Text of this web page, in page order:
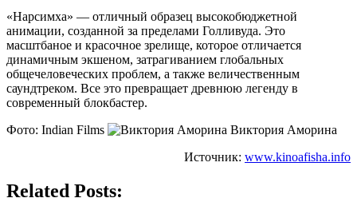
«Нарсимха» — отличный образец высокобюджетной
анимации, созданной за пределами Голливуда. Это
масштбаное и красочное зрелище, которое отличается
динамичным экшеном, затрагиванием глобальных
общечеловеческих проблем, а также величественным
саундтреком. Все это превращает древнюю легенду в
современный блокбастер.
Фото: Indian Films
Виктория Аморина
Источник: www.kinoafisha.info
Related Posts: